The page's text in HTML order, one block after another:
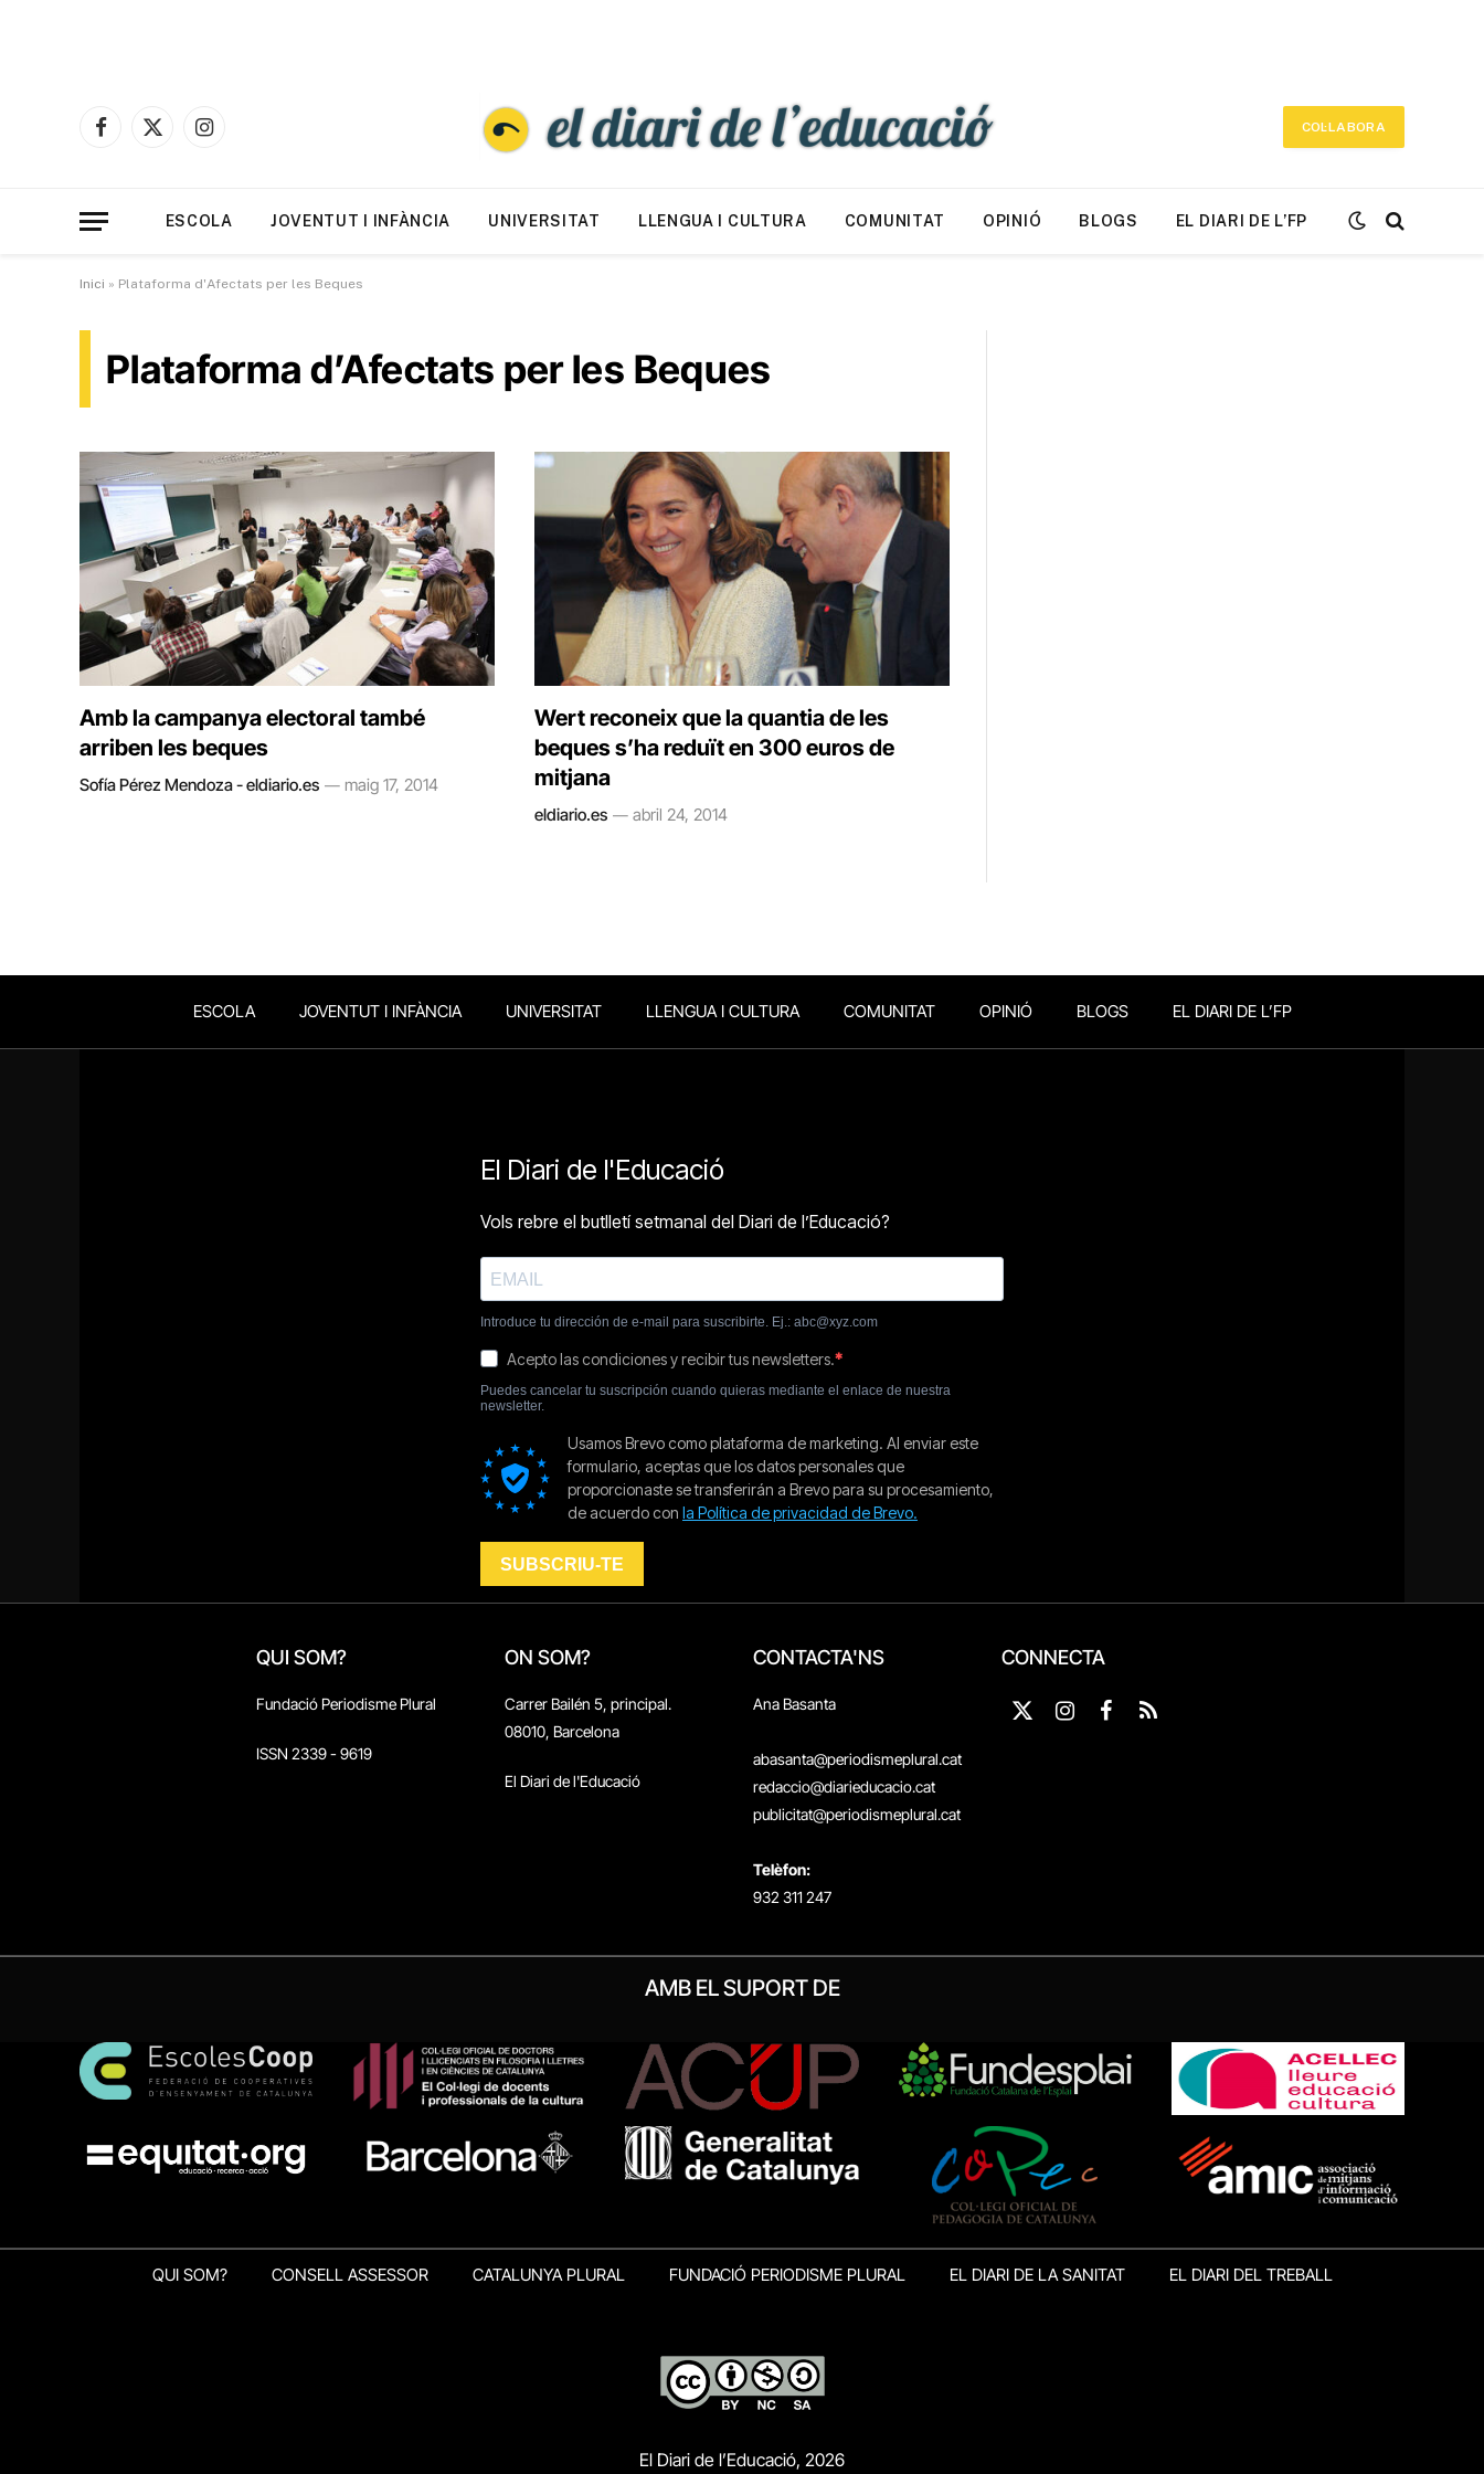
Facebook
X
Instagram
COL·LABORA
ESCOLA JOVENTUT I INFÀNCIA UNIVERSITAT LLENGUA I CULTURA COMUNITAT OPINIÓ BLOGS EL DIARI DE L’FP
Inici » Plataforma d'Afectats per les Beques
Plataforma d’Afectats per les Beques
Amb la campanya electoral també
arriben les beques
Sofía Pérez Mendoza - eldiario.es maig 17, 2014
Wert reconeix que la quantia de les
beques s’ha reduït en 300 euros de
mitjana
eldiario.es abril 24, 2014
ESCOLA JOVENTUT I INFÀNCIA UNIVERSITAT LLENGUA I CULTURA COMUNITAT OPINIÓ BLOGS EL DIARI DE L’FP
QUI SOM?
Fundació Periodisme Plural
ISSN 2339 - 9619
ON SOM?
Carrer Bailén 5, principal.
08010, Barcelona
El Diari de l'Educació
CONTACTA'NS
Ana Basanta
abasanta@periodismeplural.cat
redaccio@diarieducacio.cat
publicitat@periodismeplural.cat
Telèfon:
932 311 247
CONNECTA
X
Instagram
Facebook
RSS
AMB EL SUPORT DE
QUI SOM? CONSELL ASSESSOR CATALUNYA PLURAL FUNDACIÓ PERIODISME PLURAL EL DIARI DE LA SANITAT EL DIARI DEL TREBALL
El Diari de l’Educació, 2026